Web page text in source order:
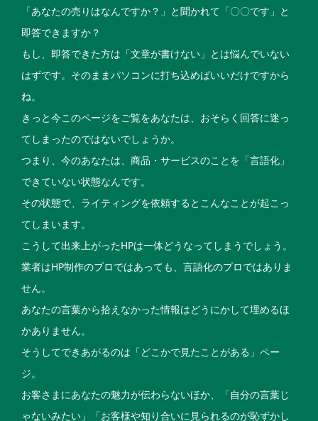
「あなたの売りはなんですか？」と聞かれて「〇〇です」と
即答できますか？
もし、即答できた方は「文章が書けない」とは悩んでいない
はずです。そのままパソコンに打ち込めばいいだけですから
ね。
きっと今このページをご覧をあなたは、おそらく回答に迷っ
てしまったのではないでしょうか。
つまり、今のあなたは、商品・サービスのことを「言語化」
できていない状態なんです。
その状態で、ライティングを依頼するとこんなことが起こっ
てしまいます。
こうして出来上がったHPは一体どうなってしまうでしょう。
業者はHP制作のプロではあっても、言語化のプロではありま
せん。
あなたの言葉から拾えなかった情報はどうにかして埋めるほ
かありません。
そうしてできあがるのは「どこかで見たことがある」ペー
ジ。
お客さまにあなたの魅力が伝わらないほか、「自分の言葉じ
ゃないみたい」「お客様や知り合いに見られるのが恥ずかし